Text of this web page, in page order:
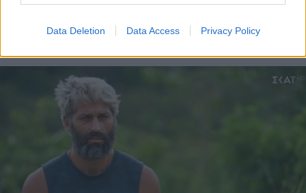
Data Deletion Data Access Privacy Policy
Survivor: «Στα μαχαίρια» Αλέξης και Ασημίνα
-«Μην μου ξαναμιλήσεις σε παρακαλώ» [βίντεο]